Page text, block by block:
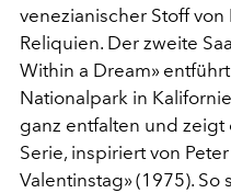
venezianischer Stoff
Reliquien. Der zweite
Within a Dream»
Nationalpark in
ganz entfalten und
Serie, inspiriert von
Valentinstag» (1975). So